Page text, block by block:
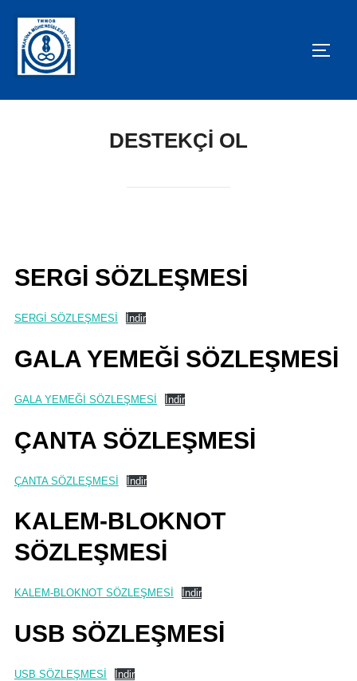
DESTEKÇI OL
SERGİ SÖZLEŞMESİ
SERGİ SÖZLEŞMESİ İndir
GALA YEMEĞİ SÖZLEŞMESİ
GALA YEMEĞİ SÖZLEŞMESİ İndir
ÇANTA SÖZLEŞMESİ
ÇANTA SÖZLEŞMESİ İndir
KALEM-BLOKNOT
SÖZLEŞMESİ
KALEM-BLOKNOT SÖZLEŞMESİ İndir
USB SÖZLEŞMESİ
USB SÖZLEŞMESİ İndir